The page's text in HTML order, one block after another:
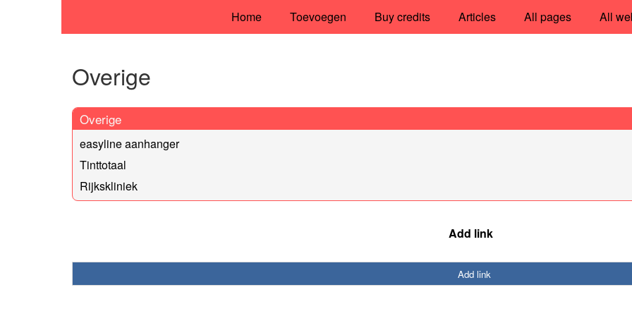
Home Toevoegen Buy credits Articles All pages All
Overige
Overige
easyline aanhanger
Tinttotaal
Rijkskliniek
Add link
Add link